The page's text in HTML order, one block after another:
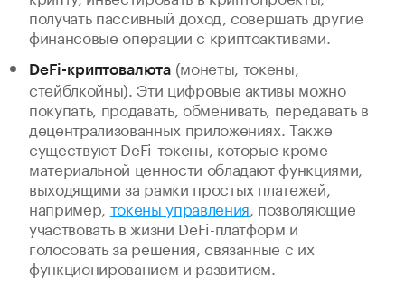
получать пассивный доход, совершать другие
финансовые операции с криптоактивами.
DeFi-криптовалюта (монеты, токены,
стейблкойны). Эти цифровые активы можно
покупать, продавать, обменивать, передавать в
децентрализованных приложениях. Также
существуют DeFi-токены, которые кроме
материальной ценности обладают функциями,
выходящими за рамки простых платежей,
например, токены управления , позволяющие
участвовать в жизни DeFi-платформ и
голосовать за решения, связанные с их
функционированием и развитием.